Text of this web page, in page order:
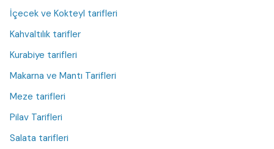
İçecek ve Kokteyl tarifleri
Kahvaltılık tarifler
Kurabiye tarifleri
Makarna ve Mantı Tarifleri
Meze tarifleri
Pilav Tarifleri
Salata tarifleri